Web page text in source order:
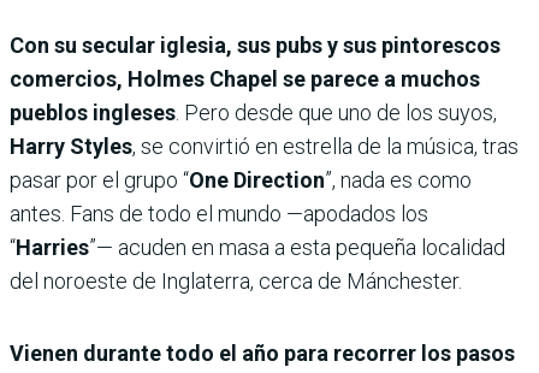
Con su secular iglesia, sus pubs y sus pintorescos
comercios, Holmes Chapel se parece a muchos
pueblos ingleses . Pero desde que uno de los suyos,
Harry Styles, se convirtió en estrella de la música, tras
pasar por el grupo “One Direction”, nada es como
antes. Fans de todo el mundo —apodados los
“Harries”— acuden en masa a esta pequeña localidad
del noroeste de Inglaterra, cerca de Mánchester.
Vienen durante todo el año para recorrer los pasos